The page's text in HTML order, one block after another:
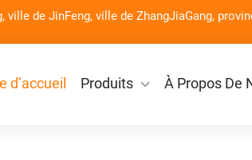
ville de JinFeng, ville de ZhangJiaGang,
d’accueil Produits À Propos De